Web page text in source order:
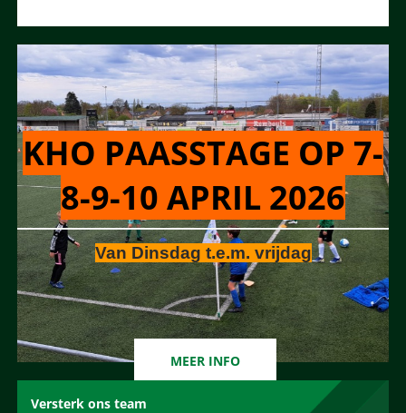
KHO PAASSTAGE OP 7-
8-9-10 APRIL 2026
Van Dinsdag t.e.m. vrijdag
MEER INFO
Versterk ons team